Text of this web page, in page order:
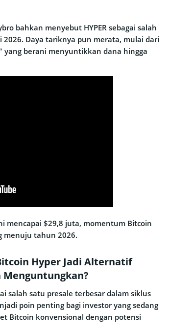
bahkan menyebut HYPER sebagai salah
Daya tariknya pun merata, mulai dari
yang berani menyuntikkan dana hingga
mencapai $29,8 juta, momentum Bitcoin
menuju tahun 2026.
Hyper Jadi Alternatif
Menguntungkan?
salah satu presale terbesar dalam siklus
poin penting bagi investor yang sedang
Bitcoin konvensional dengan potensi